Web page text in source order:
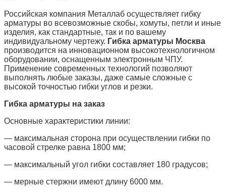
Российская компания Металлаб осуществляет гибку
арматуры во всевозможные скобы, хомуты, петли и иные
изделия, как стандартные, так и по вашему
индивидуальному чертежу. Гибка арматуры Москва
производится на инновационном высокотехнологичном
оборудовании, оснащенным электронным ЧПУ.
Применение современных технологий позволяют
выполнять любые заказы, даже самые сложные с
высокой точностью гибки углов и резки.
Гибка арматуры на заказ
Основные характеристики линии:
— максимальная сторона при осуществлении гибки по
часовой стрелке равна 1800 мм;
— максимальный угол гибки составляет 180 градусов;
— мерные стержни имеют длину 6000 мм.